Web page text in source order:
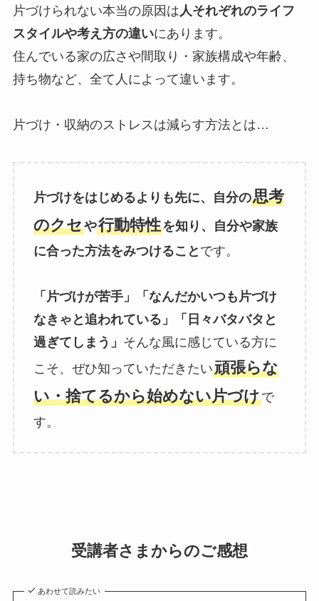
片づけられない本当の原因は 人それぞれのライフ
スタイルや考え方の違いにあります。
住んでいる家の広さや間取り・家族構成や年齢、
持ち物など、全て人によって違います。
片づけ・収納のストレスは減らす方法とは…
片づけをはじめるよりも先に、自分の思考
のクセや行動特性を知り、自分や家族
に合った方法をみつけること です。
「片づけが苦手」「なんだかいつも片づけ
なきゃと追われている」「日々バタバタと
過ぎてしまう」 そんな風に感じている方に
こそ、ぜひ知っていただきたい頑張らな
い・捨てるから始めない片づけで
す。
受講者さまからのご感想
あわせて読みたい